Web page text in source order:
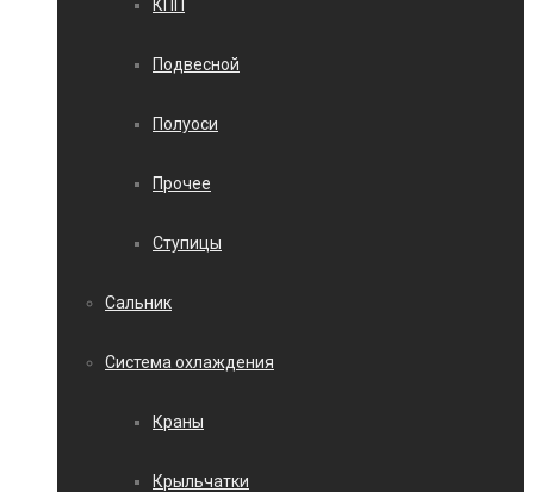
КПП
Подвесной
Полуоси
Прочее
Ступицы
Сальник
Система охлаждения
Краны
Крыльчатки